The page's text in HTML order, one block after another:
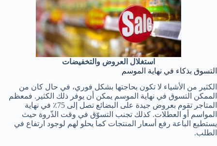
استغلال العروض والتخفيضات
التسوق بذكاء في نهاية الموسم
الكثير من الأشياء لا تكون بحاجتها بشكل فوري، في حال كان من
الممكن التسوق في نهاية الموسم يمكن أن يوفر ذلك الكثير. فمعظم
المتاجر تقوم بعروض جيدة على البضائع تصل إلى 75٪ في نهاية
المواسم أو العطلات. كذلك تجنب التسوّق في وقت الذّروة حيث
يستطيع الباعة رفع أسعار المنتجات كما يحلو لهم لوجود ارتفاع في
الطلب.